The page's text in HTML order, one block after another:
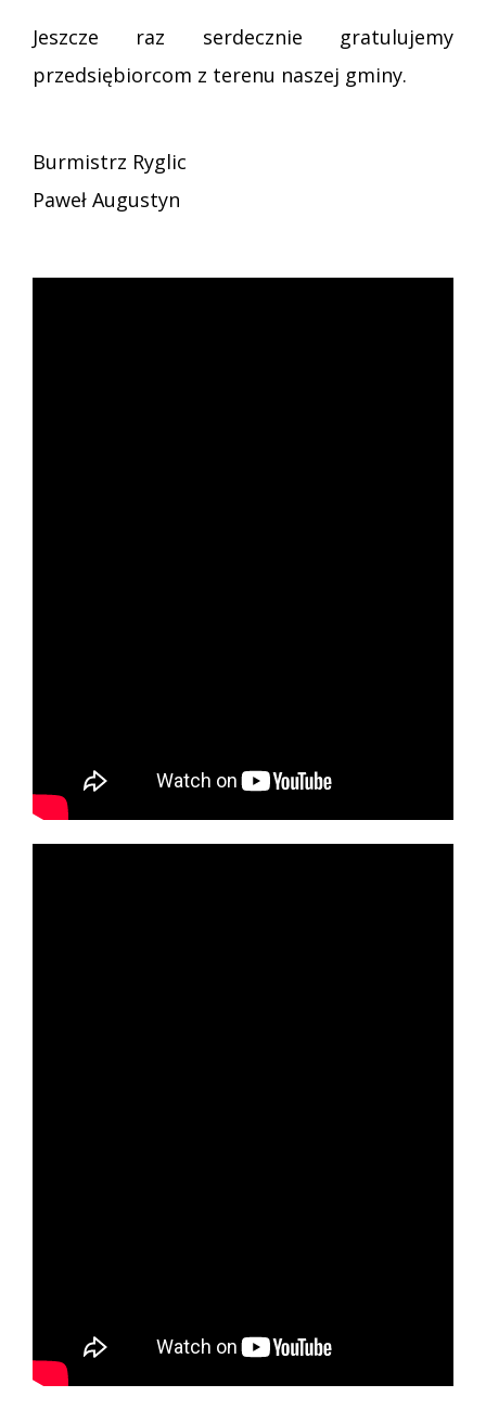
Jeszcze raz serdecznie gratulujemy
przedsiębiorcom z terenu naszej gminy.
Burmistrz Ryglic
Paweł Augustyn